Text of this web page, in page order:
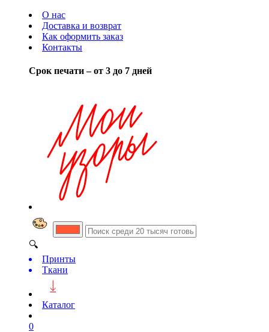
О нас
Доставка и возврат
Как оформить заказ
Контакты
Срок печати – от 3 до 7 дней
🔍
Принты
Ткани
Каталог
0